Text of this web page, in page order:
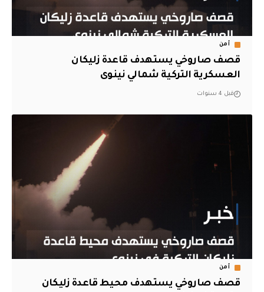
أمن
قصف صاروخي يستهدف قاعدة زليكان
العسكرية التركية شمالي نينوى
قبل 4 سنوات
أمن
قصف صاروخي يستهدف محيط قاعدة زليكان